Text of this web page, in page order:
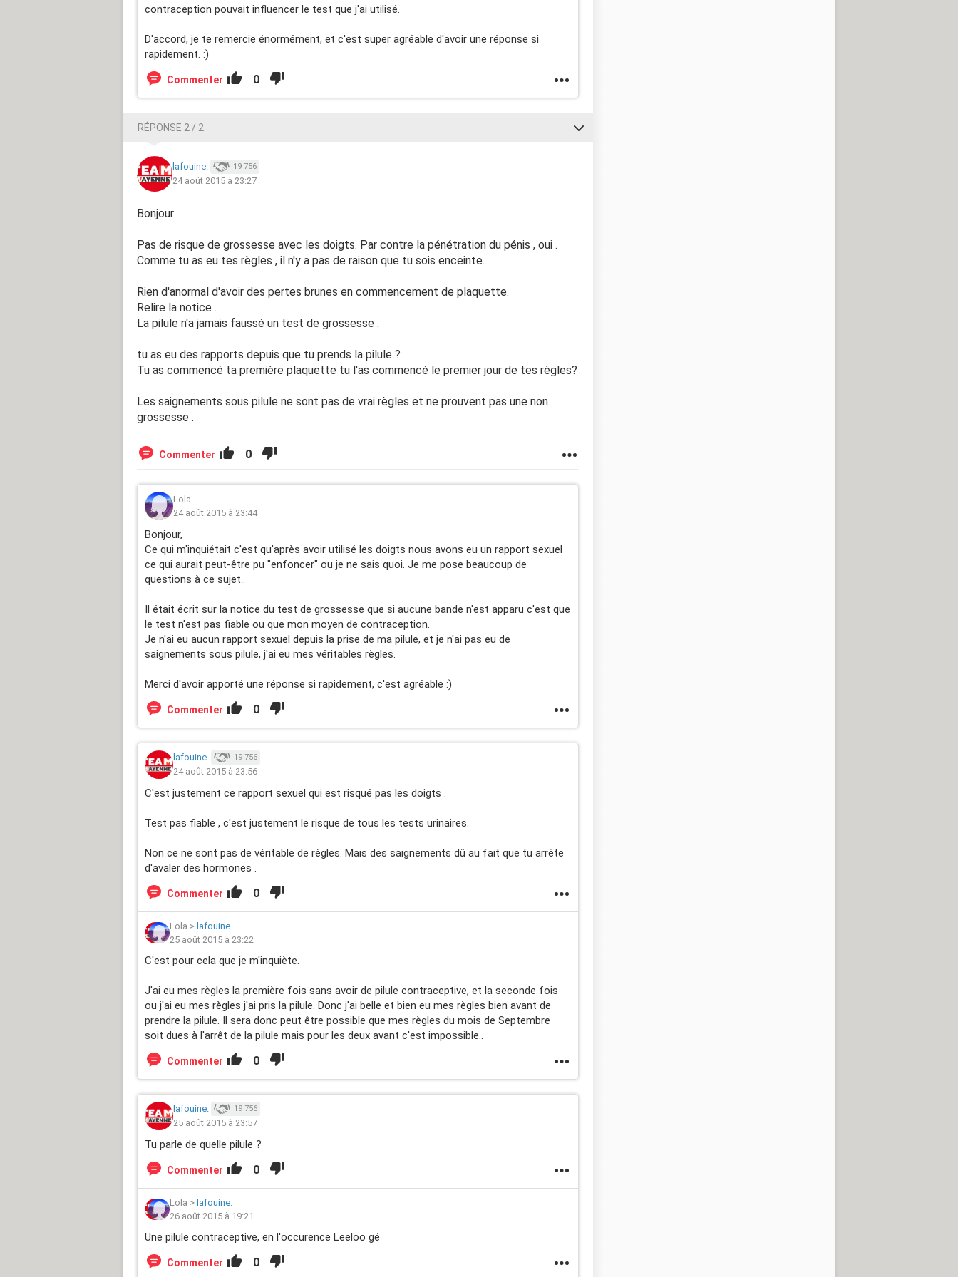
contraception pouvait influencer le test que j'ai utilisé.
D'accord, je te remercie énormément, et c'est super agréable d'avoir une réponse si
rapidement. :)
Commenter 0
RÉPONSE 2 / 2
lafouine. 19 756
24 août 2015 à 23:27
Bonjour
Pas de risque de grossesse avec les doigts. Par contre la pénétration du pénis , oui .
Comme tu as eu tes règles , il n'y a pas de raison que tu sois enceinte.
Rien d'anormal d'avoir des pertes brunes en commencement de plaquette.
Relire la notice .
La pilule n'a jamais faussé un test de grossesse .
tu as eu des rapports depuis que tu prends la pilule ?
Tu as commencé ta première plaquette tu l'as commencé le premier jour de tes règles?
Les saignements sous pilule ne sont pas de vrai règles et ne prouvent pas une non
grossesse .
Commenter 0
Lola
24 août 2015 à 23:44
Bonjour,
Ce qui m'inquiétait c'est qu'après avoir utilisé les doigts nous avons eu un rapport sexuel
ce qui aurait peut-être pu "enfoncer" ou je ne sais quoi. Je me pose beaucoup de
questions à ce sujet..
Il était écrit sur la notice du test de grossesse que si aucune bande n'est apparu c'est que
le test n'est pas fiable ou que mon moyen de contraception.
Je n'ai eu aucun rapport sexuel depuis la prise de ma pilule, et je n'ai pas eu de
saignements sous pilule, j'ai eu mes véritables règles.
Merci d'avoir apporté une réponse si rapidement, c'est agréable :)
Commenter 0
lafouine. 19 756
24 août 2015 à 23:56
C'est justement ce rapport sexuel qui est risqué pas les doigts .
Test pas fiable , c'est justement le risque de tous les tests urinaires.
Non ce ne sont pas de véritable de règles. Mais des saignements dû au fait que tu arrête
d'avaler des hormones .
Commenter 0
Lola > lafouine.
25 août 2015 à 23:22
C'est pour cela que je m'inquiète.
J'ai eu mes règles la première fois sans avoir de pilule contraceptive, et la seconde fois
ou j'ai eu mes règles j'ai pris la pilule. Donc j'ai belle et bien eu mes règles bien avant de
prendre la pilule. Il sera donc peut être possible que mes règles du mois de Septembre
soit dues à l'arrêt de la pilule mais pour les deux avant c'est impossible..
Commenter 0
lafouine. 19 756
25 août 2015 à 23:57
Tu parle de quelle pilule ?
Commenter 0
Lola > lafouine.
26 août 2015 à 19:21
Une pilule contraceptive, en l'occurence Leeloo gé
Commenter 0